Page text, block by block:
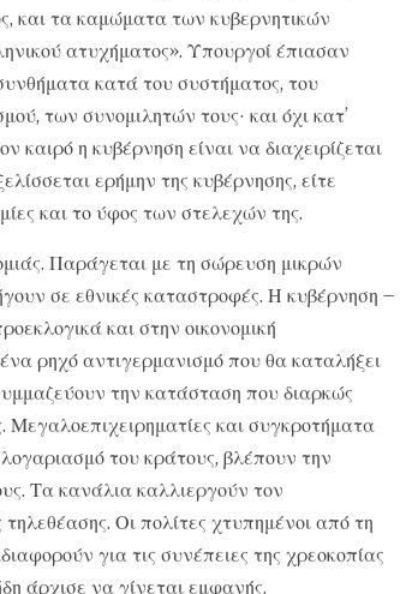
και τα καμώματα των κυβερνητικών
ατυχήματος». Υπουργοί έπιασαν
κατά του συστήματος, του
των συνομιλητών τους· και όχι κατ’
η κυβέρνηση είναι να διαχειρίζεται
ερήμην της κυβέρνησης, είτε
και το ύφος των στελεχών της.
Παράγεται με τη σώρευση μικρών
σε εθνικές καταστροφές. Η κυβέρνηση –
και στην οικονομική
ρηχό αντιγερμανισμό που θα καταλήξει
την κατάσταση που διαρκώς
Μεγαλοεπιχειρηματίες και συγκροτήματα
του κράτους, βλέπουν την
Τα κανάλια καλλιεργούν τον
Οι πολίτες χτυπημένοι από τη
για τις συνέπειες της χρεοκοπίας
άρχισε να γίνεται εμφανής.